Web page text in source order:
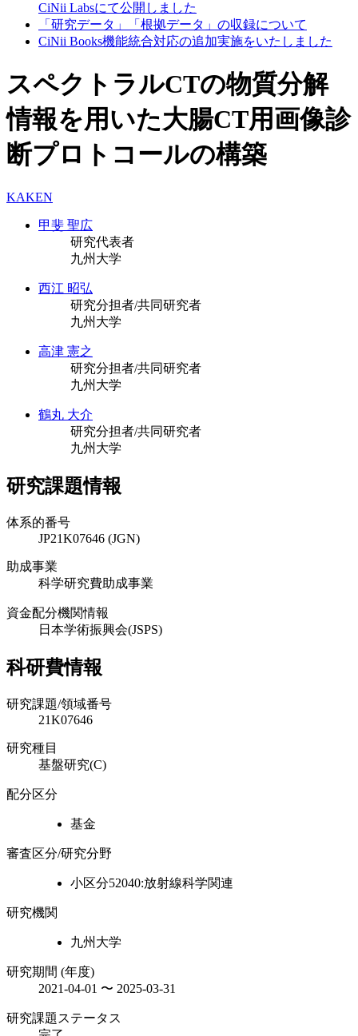
CiNii Labsにて公開しました
「研究データ」「根拠データ」の収録について
CiNii Books機能統合対応の追加実施をいたしました
スペクトラルCTの物質分解
情報を用いた大腸CT用画像診
断プロトコールの構築
KAKEN
甲斐 聖広
研究代表者
九州大学
西江 昭弘
研究分担者/共同研究者
九州大学
高津 憲之
研究分担者/共同研究者
九州大学
鶴丸 大介
研究分担者/共同研究者
九州大学
研究課題情報
体系的番号
JP21K07646 (JGN)
助成事業
科学研究費助成事業
資金配分機関情報
日本学術振興会(JSPS)
科研費情報
研究課題/領域番号
21K07646
研究種目
基盤研究(C)
配分区分
基金
審査区分/研究分野
小区分52040:放射線科学関連
研究機関
九州大学
研究期間 (年度)
2021-04-01 〜 2025-03-31
研究課題ステータス